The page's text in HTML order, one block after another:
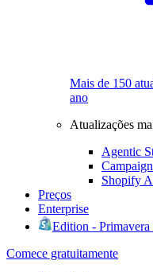
Mais de 150
ano
Atualizações
Agentic
Shopify
Preços
Enterprise
Edition - Primavera
Comece gratuitamente